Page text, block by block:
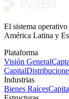
El sistema
América Latina y
Plataforma
Visión General
Capital
Industrias
Bienes Raíces